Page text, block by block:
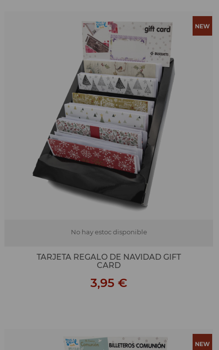
No hay estoc disponible
TARJETA REGALO DE NAVIDAD GIFT
CARD
3,95 €